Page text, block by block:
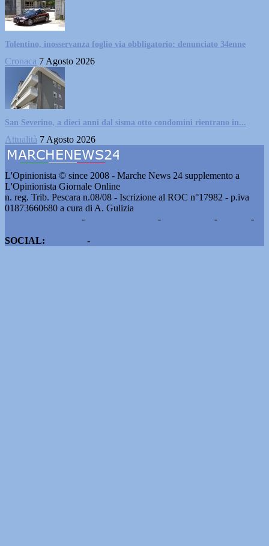
Tolentino, inosservanza foglio via obbligatorio: denunciato 34enne
Cronaca 7 Agosto 2026
San Severino, a dieci anni dal sisma otto condomini rientrano in...
Attualità 7 Agosto 2026
L'Opinionista © since 2008 - Marche News 24 supplemento a
L'Opinionista Giornale Online
n. reg. Trib. Pescara n.08/08 - Iscrizione al ROC n°17982 - p.iva
01873660680 a cura di A. Gulizia
- - -
-
SOCIAL:
-